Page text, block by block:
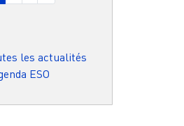
les actualités
ESO